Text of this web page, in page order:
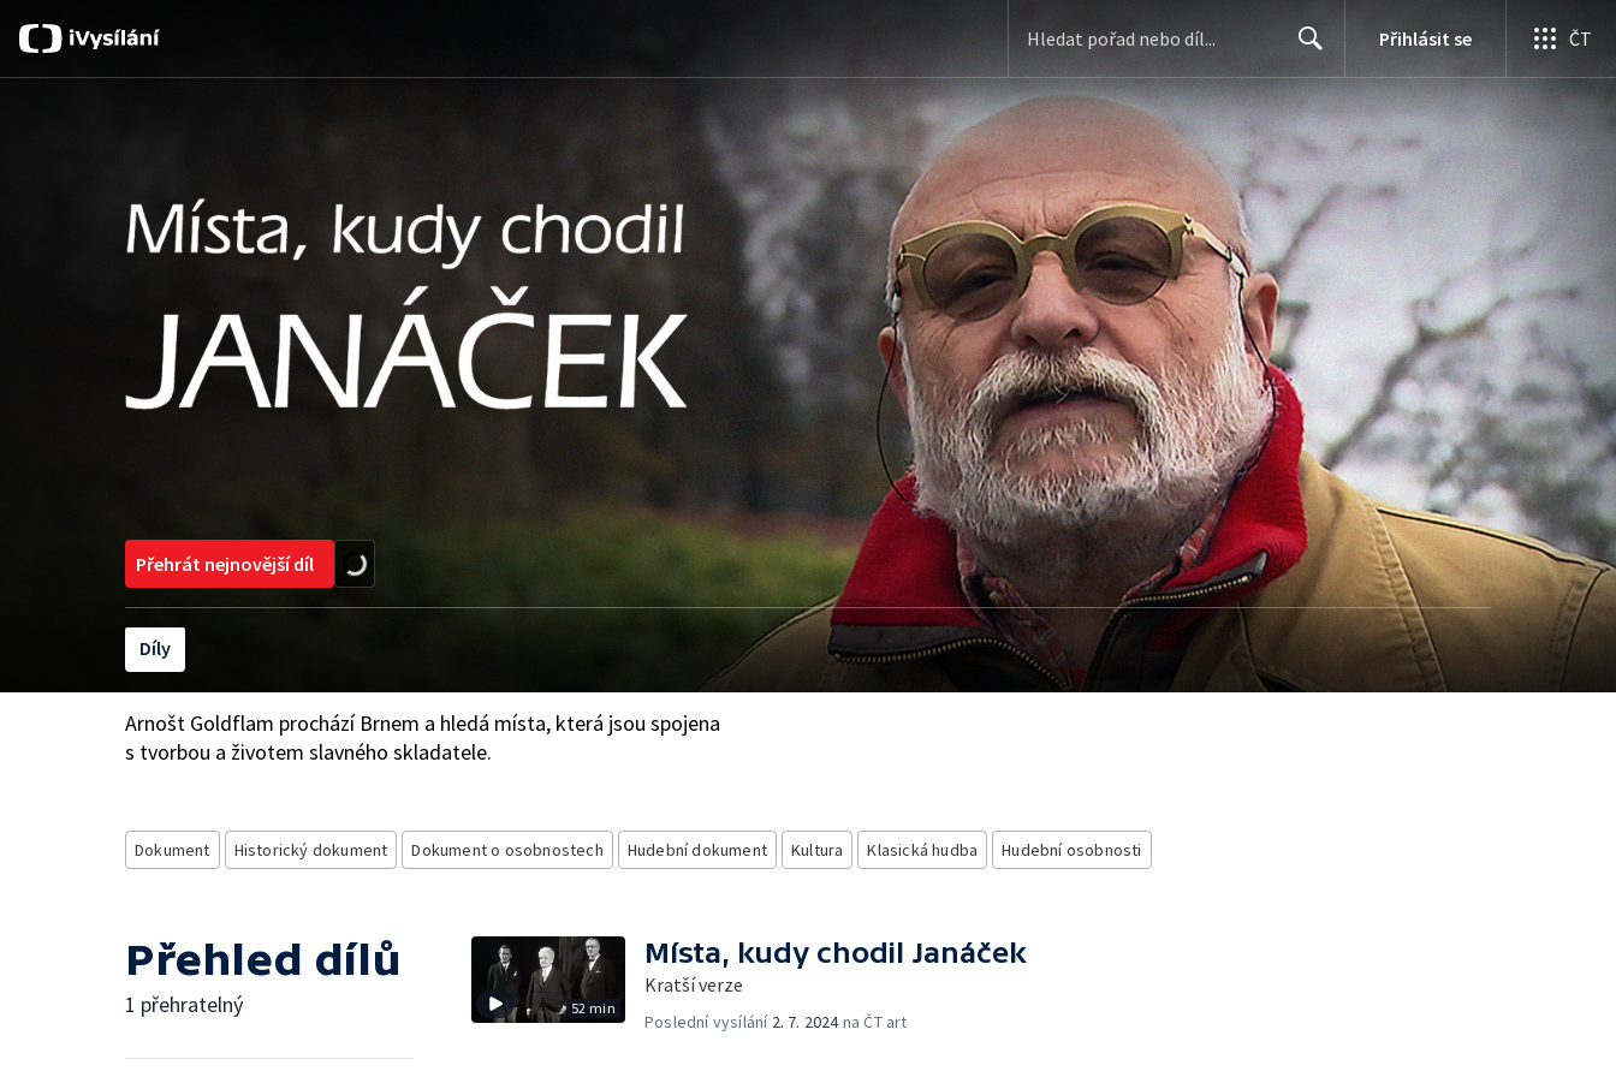
Search
Přihlásit se ČT
Přehrát nejnovější díl
Díly
Arnošt Goldflam prochází Brnem a hledá místa, která jsou spojena
s tvorbou a životem slavného skladatele.
Dokument Historický dokument Dokument o osobnostech Hudební dokument Kultura Klasická hudba Hudební osobnosti
Přehled dílů
1 přehratelný 52 min
Místa, kudy chodil Janáček
Kratší verze
Poslední vysílání 2. 7. 2024na ČT art